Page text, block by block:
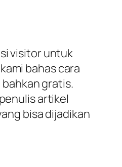
visitor untuk
bahas cara
gratis.
artikel
bisa dijadikan